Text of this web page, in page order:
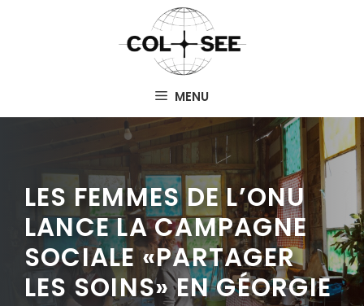
MENU
LES FEMMES DE L’ONU
LANCE LA CAMPAGNE
SOCIALE «PARTAGER
LES SOINS» EN GÉORGIE